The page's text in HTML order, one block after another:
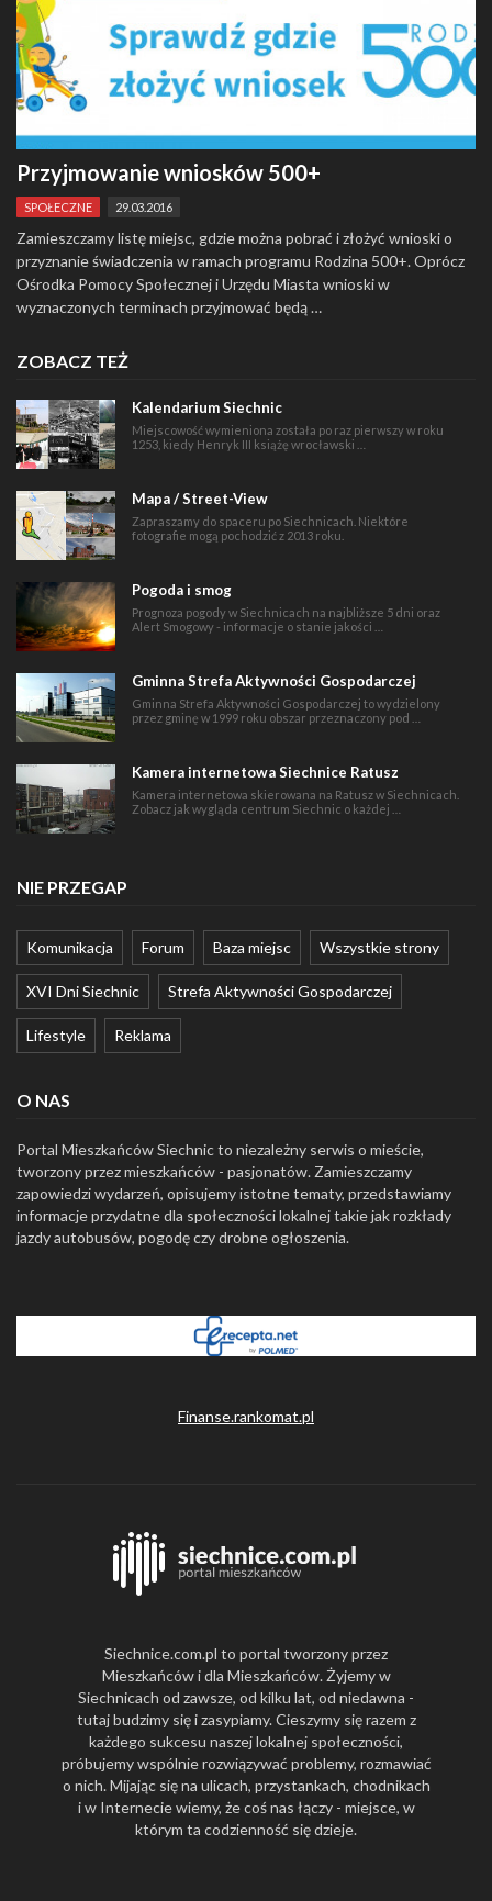
Przyjmowanie wniosków 500+
SPOŁECZNE 29.03.2016
Zamieszczamy listę miejsc, gdzie można pobrać i złożyć wnioski o
przyznanie świadczenia w ramach programu Rodzina 500+. Oprócz
Ośrodka Pomocy Społecznej i Urzędu Miasta wnioski w
wyznaczonych terminach przyjmować będą …
ZOBACZ TEŻ
Kalendarium Siechnic
Miejscowość wymieniona została po raz pierwszy w roku
1253, kiedy Henryk III książę wrocławski …
Mapa / Street-View
Zapraszamy do spaceru po Siechnicach. Niektóre
fotografie mogą pochodzić z 2013 roku.
Pogoda i smog
Prognoza pogody w Siechnicach na najbliższe 5 dni oraz
Alert Smogowy - informacje o stanie jakości …
Gminna Strefa Aktywności Gospodarczej
Gminna Strefa Aktywności Gospodarczej to wydzielony
przez gminę w 1999 roku obszar przeznaczony pod …
Kamera internetowa Siechnice Ratusz
Kamera internetowa skierowana na Ratusz w Siechnicach.
Zobacz jak wygląda centrum Siechnic o każdej …
NIE PRZEGAP
Komunikacja Forum Baza miejsc Wszystkie strony
XVI Dni Siechnic Strefa Aktywności Gospodarczej
Lifestyle Reklama
O NAS
Portal Mieszkańców Siechnic to niezależny serwis o mieście,
tworzony przez mieszkańców - pasjonatów. Zamieszczamy
zapowiedzi wydarzeń, opisujemy istotne tematy, przedstawiamy
informacje przydatne dla społeczności lokalnej takie jak rozkłady
jazdy autobusów, pogodę czy drobne ogłoszenia.
Finanse.rankomat.pl
Siechnice.com.pl to portal tworzony przez
Mieszkańców i dla Mieszkańców. Żyjemy w
Siechnicach od zawsze, od kilku lat, od niedawna -
tutaj budzimy się i zasypiamy. Cieszymy się razem z
każdego sukcesu naszej lokalnej społeczności,
próbujemy wspólnie rozwiązywać problemy, rozmawiać
o nich. Mijając się na ulicach, przystankach, chodnikach
i w Internecie wiemy, że coś nas łączy - miejsce, w
którym ta codzienność się dzieje.